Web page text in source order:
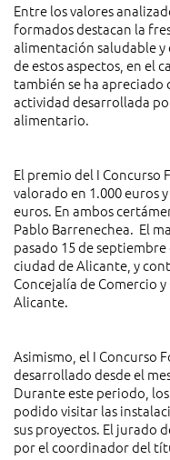
Entre los valores
formados destacan la
alimentación saludable
de estos aspectos, en el
también se ha apreciado
actividad desarrollada
alimentario.
El premio del I
valorado en 1.000 euros
euros. En ambos
Pablo Barrenechea. El
pasado 15 de
ciudad de Alicante, y
Concejalía de Comercio
Alicante.
Asimismo, el I Concurso
desarrollado desde el
Durante este periodo,
podido visitar las
sus proyectos. El jurado
por el coordinador del